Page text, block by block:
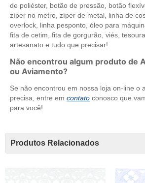
de poliéster, botão de pressão, botão
zíper no metro, zíper de metal, linha de
overlock, linha pesponto, óleo para
fita de cetim, fita de gorgurão, viés,
artesanato e tudo que precisar!
Não encontrou algum produto de
ou Aviamento?
Se não encontrou em nossa loja on-line o
precisa, entre em contato conosco que
para você!
Produtos Relacionados